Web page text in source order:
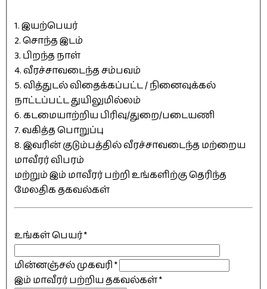
1. இயற்பெயர்
2. சொந்த இடம்
3. பிறந்த நாள்
4. வீரச்சாவடைந்த சம்பவம்
5. வித்துடல் விதைக்கப்பட்ட / நினைவுக்கல்
நாட்டப்பட்ட துயிலுமில்லம்
6. கடமையாற்றிய பிரிவு/துறை/படையணி
7. வகித்த பொறுப்பு
8. இவரின் குடும்பத்தில் வீரச்சாவடைந்த மற்றைய
மாவீரர் விபரம்
மற்றும் இம் மாவீரர் பற்றி உங்களிற்கு தெரிந்த
மேலதிக தகவல்கள்
உங்கள் பெயர்*
மின்னஞ்சல் முகவரி*
இம் மாவீரர் பற்றிய தகவல்கள்*